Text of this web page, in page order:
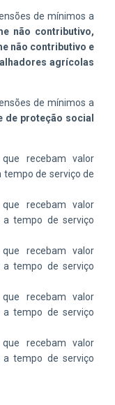
de mínimos a
não contributivo,
não contributivo e
agrícolas
de mínimos a
de proteção social
recebam valor
tempo de serviço de
recebam valor
atempo de serviço
recebam valor
atempo de serviço
recebam valor
atempo de serviço
recebam valor
atempo de serviço